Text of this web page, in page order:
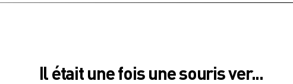
Il était une fois une souris ver...